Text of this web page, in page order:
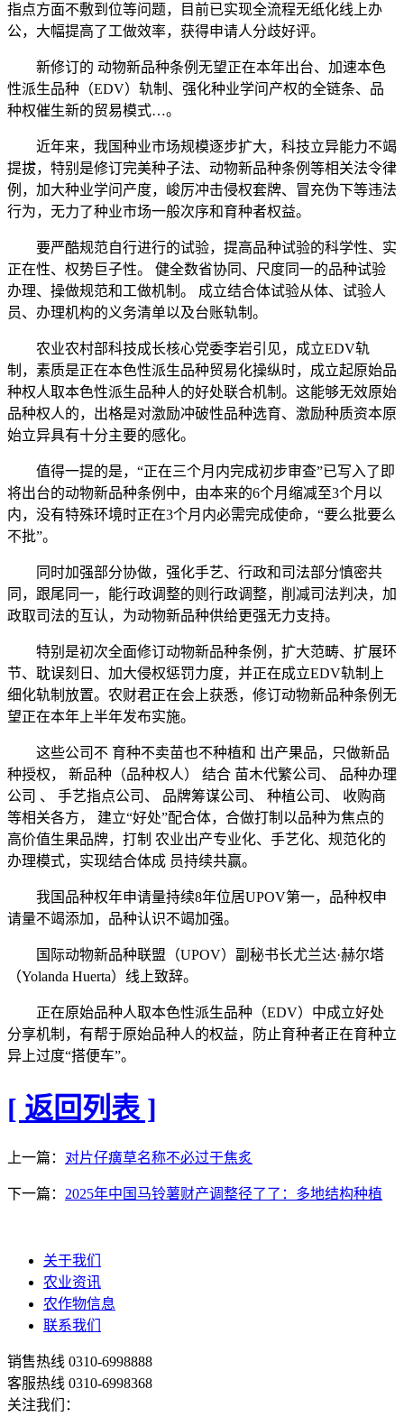
指点方面不敷到位等问题，目前已实现全流程无纸化线上办
公，大幅提高了工做效率，获得申请人分歧好评。
新修订的 动物新品种条例无望正在本年出台、加速本色
性派生品种（EDV）轨制、强化种业学问产权的全链条、品
种权催生新的贸易模式…。
近年来，我国种业市场规模逐步扩大，科技立异能力不竭
提拔，特别是修订完美种子法、动物新品种条例等相关法令律
例，加大种业学问产度，峻厉冲击侵权套牌、冒充伪下等违法
行为，无力了种业市场一般次序和育种者权益。
要严酷规范自行进行的试验，提高品种试验的科学性、实
正在性、权势巨子性。 健全数省协同、尺度同一的品种试验
办理、操做规范和工做机制。 成立结合体试验从体、试验人
员、办理机构的义务清单以及台账轨制。
农业农村部科技成长核心党委李岩引见，成立EDV轨
制，素质是正在本色性派生品种贸易化操纵时，成立起原始品
种权人取本色性派生品种人的好处联合机制。这能够无效原始
品种权人的，出格是对激励冲破性品种选育、激励种质资本原
始立异具有十分主要的感化。
值得一提的是，“正在三个月内完成初步审查”已写入了即
将出台的动物新品种条例中，由本来的6个月缩减至3个月以
内，没有特殊环境时正在3个月内必需完成使命，“要么批要么
不批”。
同时加强部分协做，强化手艺、行政和司法部分慎密共
同，跟尾同一，能行政调整的则行政调整，削减司法判决，加
政取司法的互认，为动物新品种供给更强无力支持。
特别是初次全面修订动物新品种条例，扩大范畴、扩展环
节、耽误刻日、加大侵权惩罚力度，并正在成立EDV轨制上
细化轨制放置。农财君正在会上获悉，修订动物新品种条例无
望正在本年上半年发布实施。
这些公司不 育种不卖苗也不种植和 出产果品，只做新品
种授权， 新品种（品种权人） 结合 苗木代繁公司、 品种办理
公司 、 手艺指点公司、 品牌筹谋公司、 种植公司、 收购商
等相关各方， 建立“好处”配合体，合做打制以品种为焦点的
高价值生果品牌，打制 农业出产专业化、手艺化、规范化的
办理模式，实现结合体成 员持续共赢。
我国品种权年申请量持续8年位居UPOV第一，品种权申
请量不竭添加，品种认识不竭加强。
国际动物新品种联盟（UPOV）副秘书长尤兰达·赫尔塔
（Yolanda Huerta）线上致辞。
正在原始品种人取本色性派生品种（EDV）中成立好处
分享机制，有帮于原始品种人的权益，防止育种者正在育种立
异上过度“搭便车”。
[ 返回列表 ]
上一篇： 对片仔癀草名称不必过于焦炙
下一篇： 2025年中国马铃薯财产调整径了了：多地结构种植
关于我们
农业资讯
农作物信息
联系我们
销售热线 0310-6998888
客服热线 0310-6998368
关注我们：